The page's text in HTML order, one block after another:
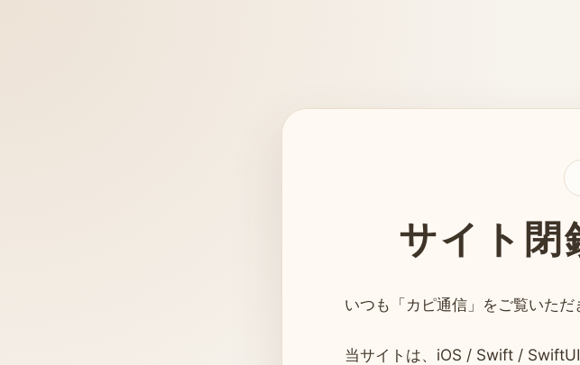
サイト閉
いつも「カピ通信」をご覧いただ
当サイトは、iOS / Swift /